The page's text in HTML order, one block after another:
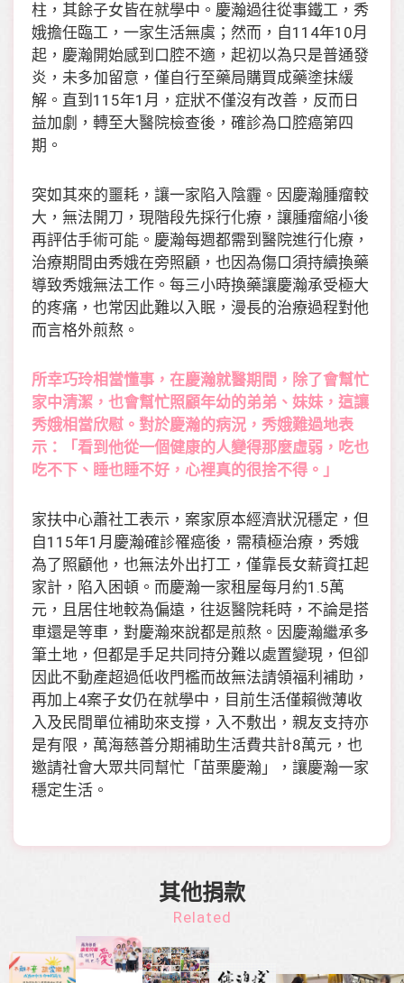
柱，其餘子女皆在就學中。慶瀚過往從事鐵工，秀
娥擔任臨工，一家生活無虞；然而，自114年10月
起，慶瀚開始感到口腔不適，起初以為只是普通發
炎，未多加留意，僅自行至藥局購買成藥塗抹緩
解。直到115年1月，症狀不僅沒有改善，反而日
益加劇，轉至大醫院檢查後，確診為口腔癌第四
期。
突如其來的噩耗，讓一家陷入陰霾。因慶瀚腫瘤較
大，無法開刀，現階段先採行化療，讓腫瘤縮小後
再評估手術可能。慶瀚每週都需到醫院進行化療，
治療期間由秀娥在旁照顧，也因為傷口須持續換藥
導致秀娥無法工作。每三小時換藥讓慶瀚承受極大
的疼痛，也常因此難以入眠，漫長的治療過程對他
而言格外煎熬。
所幸巧玲相當懂事，在慶瀚就醫期間，除了會幫忙
家中清潔，也會幫忙照顧年幼的弟弟、妹妹，這讓
秀娥相當欣慰。對於慶瀚的病況，秀娥難過地表
示：「看到他從一個健康的人變得那麼虛弱，吃也
吃不下、睡也睡不好，心裡真的很捨不得。」
家扶中心蕭社工表示，案家原本經濟狀況穩定，但
自115年1月慶瀚確診罹癌後，需積極治療，秀娥
為了照顧他，也無法外出打工，僅靠長女薪資扛起
家計，陷入困頓。而慶瀚一家租屋每月約1.5萬
元，且居住地較為偏遠，往返醫院耗時，不論是搭
車還是等車，對慶瀚來說都是煎熬。因慶瀚繼承多
筆土地，但都是手足共同持分難以處置變現，但卻
因此不動產超過低收門檻而故無法請領福利補助，
再加上4案子女仍在就學中，目前生活僅賴微薄收
入及民間單位補助來支撐，入不敷出，親友支持亦
是有限，萬海慈善分期補助生活費共計8萬元，也
邀請社會大眾共同幫忙「苗栗慶瀚」，讓慶瀚一家
穩定生活。
其他捐款
Related